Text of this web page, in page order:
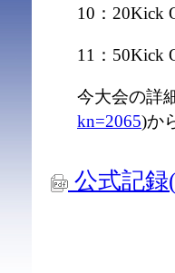
10：
11：50Kick
今大会の詳
kn=2065)か
公式記録